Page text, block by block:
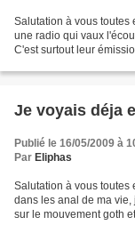
Salutation à vous toutes
une radio qui vaux
C'est surtout leur
Je voyais déja
Publié le 16/05/2009 à
Par Eliphas
Salutation à vous toutes
dans les anal de ma
sur le mouvement goth